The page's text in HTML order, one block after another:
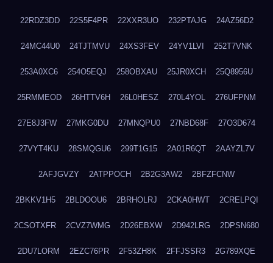
22RDZ3DD 22S5F4PR 22XXR3UO 232PTAJG 24AZ56D2
24MC44U0 24TJTMVU 24XS3FEV 24YV1LVI 252T7VNK
253A0XC6 254O5EQJ 258OBXAU 25JR0XCH 25Q8956U
25RMMEOD 26HTTV6H 26L0HESZ 270L4YOL 276UFPNM
27E8J3FW 27MKG0DU 27MNQPU0 27NBD68F 27O3D674
27VYT4KU 28SMQGU6 299T1G15 2A01R6QT 2AAYZL7V
2AFJGVZY 2ATPPOCH 2B2G3AW2 2BFZFCNW
2BKKV1H5 2BLDOOU6 2BRHOLRJ 2CKA0HWT 2CRELPQI
2CSOTXFR 2CVZ7WMG 2D26EBXW 2D942LRG 2DPSN680
2DU7LORM 2EZC76PR 2F53ZH8K 2FFJSSR3 2G789XQE